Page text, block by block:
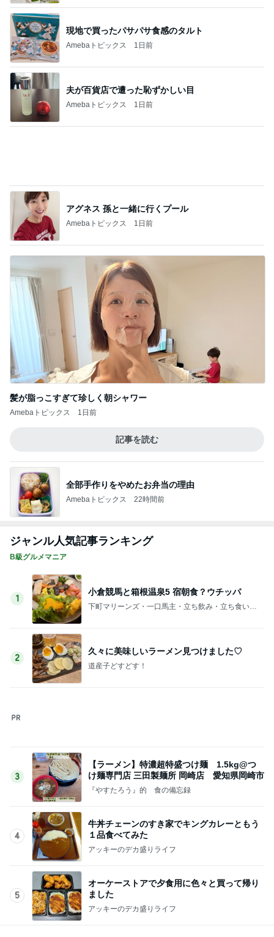
45%増量の肉汁でまみれた帰り道
Amebaトピックス 12時間前
激しい歌とおどりで疲れてる夫
Amebaトピックス 1日前
堀ちえみの夫 本番後にホッと一息
Amebaトピックス 22時間前
Amebaトピックス 14時間前
大阪と比べ濃いと感じた丸亀の出汁
Amebaトピックス 2日前
記事を読む
このままどこにも行かず過ごす夏
Amebaトピックス 10時間前
だいた 朝食の目玉焼きで失敗
Amebaトピックス 10時間前